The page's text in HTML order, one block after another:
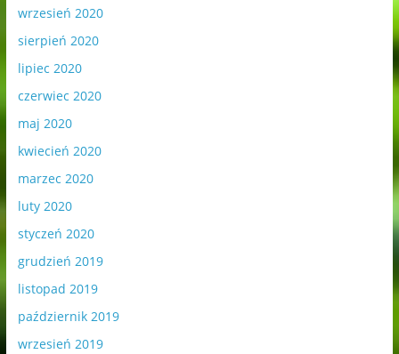
wrzesień 2020
sierpień 2020
lipiec 2020
czerwiec 2020
maj 2020
kwiecień 2020
marzec 2020
luty 2020
styczeń 2020
grudzień 2019
listopad 2019
październik 2019
wrzesień 2019